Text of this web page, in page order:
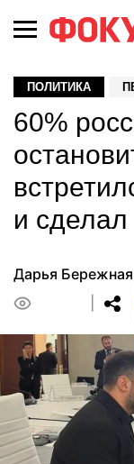
ПОЛИТИКА
60%
и
Дарья Бережная